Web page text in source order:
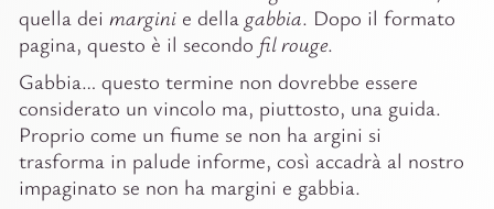
quella dei marginie della gabbia. Dopo il formato
pagina, questo è il secondo fil rouge.
Gabbia… questo termine non dovrebbe essere
considerato un vincolo ma, piuttosto, una guida.
Proprio come un fiume se non ha argini si
trasforma in palude informe, così accadrà al nostro
impaginato se non ha margini e gabbia.